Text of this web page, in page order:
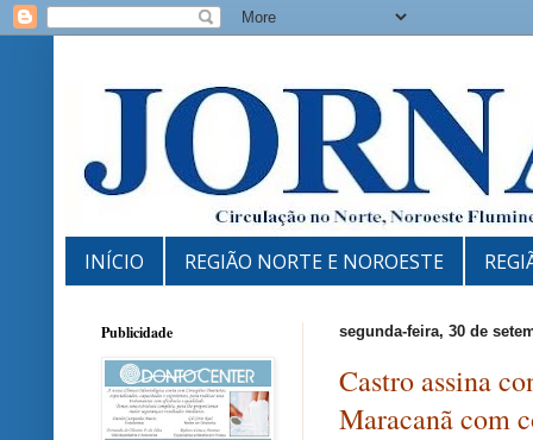
INÍCIO REGIÃO NORTE E NOROESTE
segunda-feira, 30 de
Castro assina
Maracanã com
Publicidade